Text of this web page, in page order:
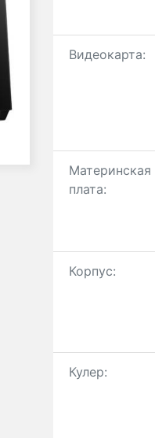
Видеокарта:
Материнская
плата:
Корпус:
Кулер: